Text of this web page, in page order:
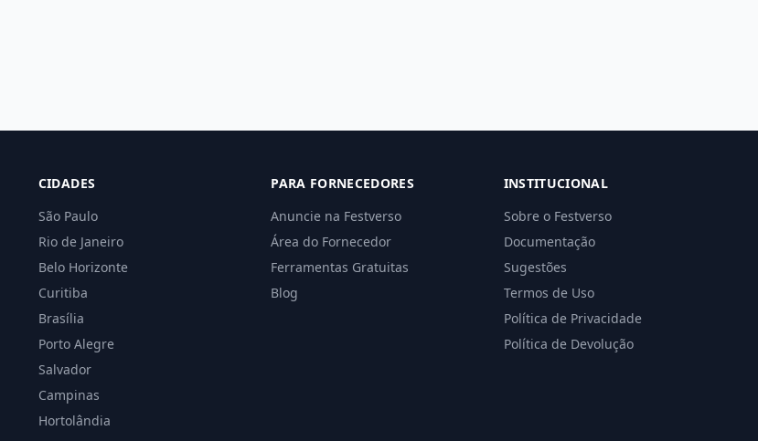
CIDADES
São Paulo
Rio de Janeiro
Belo Horizonte
Curitiba
Brasília
Porto Alegre
Salvador
Campinas
Hortolândia
PARA FORNECEDORES
Anuncie na Festverso
Área do Fornecedor
Ferramentas Gratuitas
Blog
INSTITUCIONAL
Sobre o Festverso
Documentação
Sugestões
Termos de Uso
Política de Privacidade
Política de Devolução